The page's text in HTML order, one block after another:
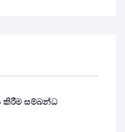
කිරීම සම්බන්ධ